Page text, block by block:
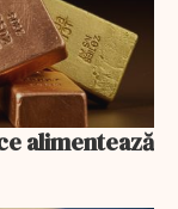
alimentează